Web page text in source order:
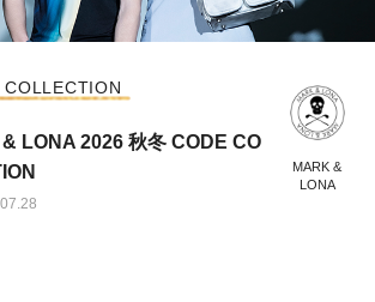
MARK &
LONA
COLLECTION
LONA 2026 秋冬 CODE CO